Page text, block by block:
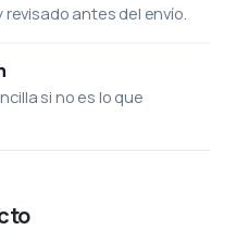
antes del envío.
si no es lo que